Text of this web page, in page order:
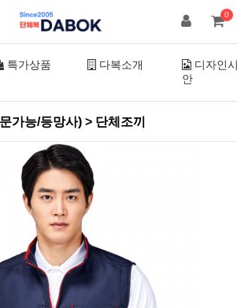
0
특가상품 다복소개
디자인
안
가능/등망사) > 단체조끼